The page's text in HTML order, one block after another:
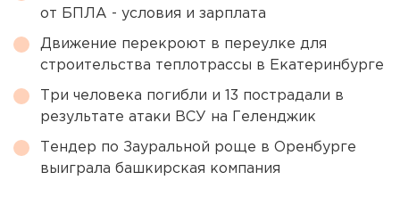
от БПЛА - условия и зарплата
Движение перекроют в переулке для
строительства теплотрассы в Екатеринбурге
Три человека погибли и 13 пострадали в
результате атаки ВСУ на Геленджик
Тендер по Зауральной роще в Оренбурге
выиграла башкирская компания